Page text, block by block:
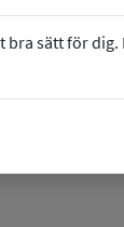
sätt för dig.